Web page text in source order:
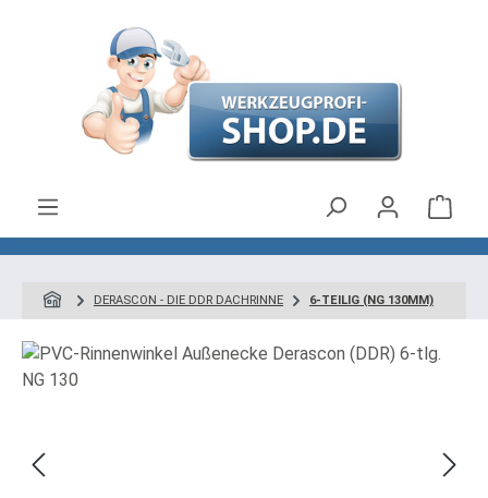
Zum Hauptinhalt springen
DERASCON - DIE DDR DACHRINNE 6-TEILIG (NG 130MM)
Bildergalerie überspringen